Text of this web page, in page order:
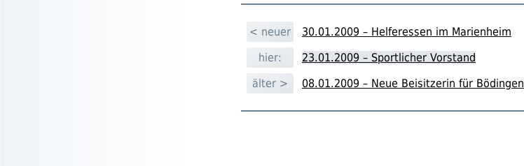
< neuer
30.01.2009 – Helferessen im Marienheim
hier:
23.01.2009 – Sportlicher Vorstand
älter >
08.01.2009 – Neue Beisitzerin für Bödingen